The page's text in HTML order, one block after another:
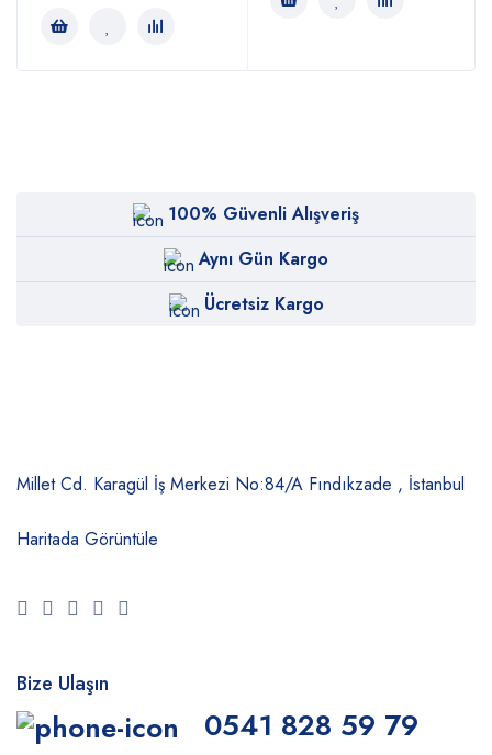
100% Güvenli Alışveriş
Aynı Gün Kargo
Ücretsiz Kargo
Millet Cd. Karagül İş Merkezi No:84/A Fındıkzade , İstanbul
Haritada Görüntüle
Bize Ulaşın
0541 828 59 79